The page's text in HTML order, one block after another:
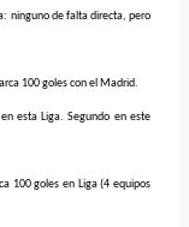
ninguno de falta directa, pero
100 goles con el Madrid.
esta Liga. Segundo en este
100 goles en Liga (4 equipos